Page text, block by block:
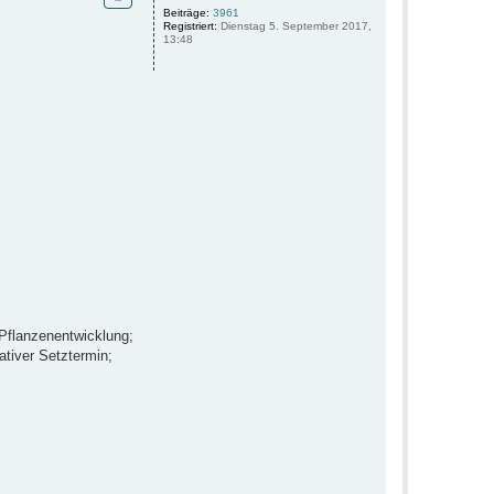
Beiträge: 3961
Registriert: Dienstag 5. September 2017,
13:48
Setztermin;